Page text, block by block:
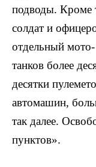
подводы. Кроме
солдат и
отдельный
танков более
десятки
автомашин,
так далее.
пунктов».